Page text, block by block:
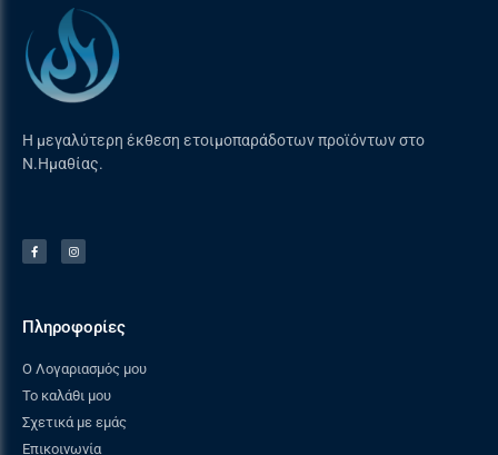
Η μεγαλύτερη έκθεση ετοιμοπαράδοτων προϊόντων στο
Ν.Ημαθίας.
Πληροφορίες
Ο Λογαριασμός μου
Το καλάθι μου
Σχετικά με εμάς
Επικοινωνία